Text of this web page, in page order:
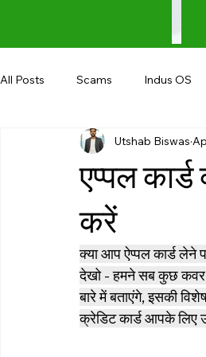
All Posts Scams Indus OS
Shopping Android
Google I/O
एप्पल
करें
Utshab Biswas
क्या आप ऐप्पल कार्ड लेने
देखो - हमने सब कुछ कवर
बारे में बताएंगे, इसकी
क्रेडिट कार्ड आपके लिए